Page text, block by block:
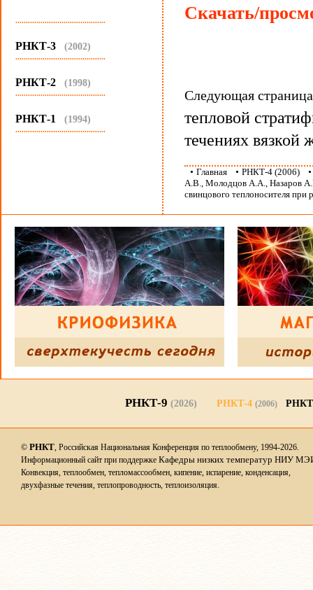
...........................................
РНКТ-3 (2002)
...........................................
РНКТ-2 (1998)
...........................................
РНКТ-1 (1994)
...........................................
Скачать/
Следующая
тепловой
течениях вязкой
• Главная • РНКТ-4 (2006)
А.В., Молодцов А.А., Назаров
свинцового теплоносителя при
РНКТ-9 (2026) РНКТ-4 (2006)
© РНКТ, Российская Национальная Конференция по теплообмену, 1994-2026.
Информационный сайт при поддержке Кафедры низких температур НИУ
Конвекция, теплообмен, тепломассообмен, кипение, испарение, конденсация,
двухфазные течения, теплопроводность, теплоизоляция.